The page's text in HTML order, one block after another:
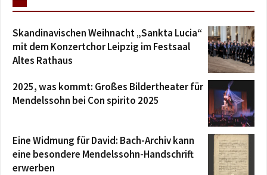
Skandinavischen Weihnacht „Sankta Lucia“
mit dem Konzertchor Leipzig im Festsaal
Altes Rathaus
2025, was kommt: Großes Bildertheater für
Mendelssohn bei Con spirito 2025
Eine Widmung für David: Bach-Archiv kann
eine besondere Mendelssohn-Handschrift
erwerben